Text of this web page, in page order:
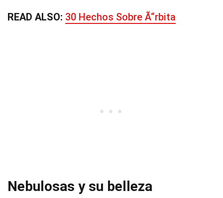
READ ALSO: 30 Hechos Sobre Ã“rbita
Nebulosas y su belleza